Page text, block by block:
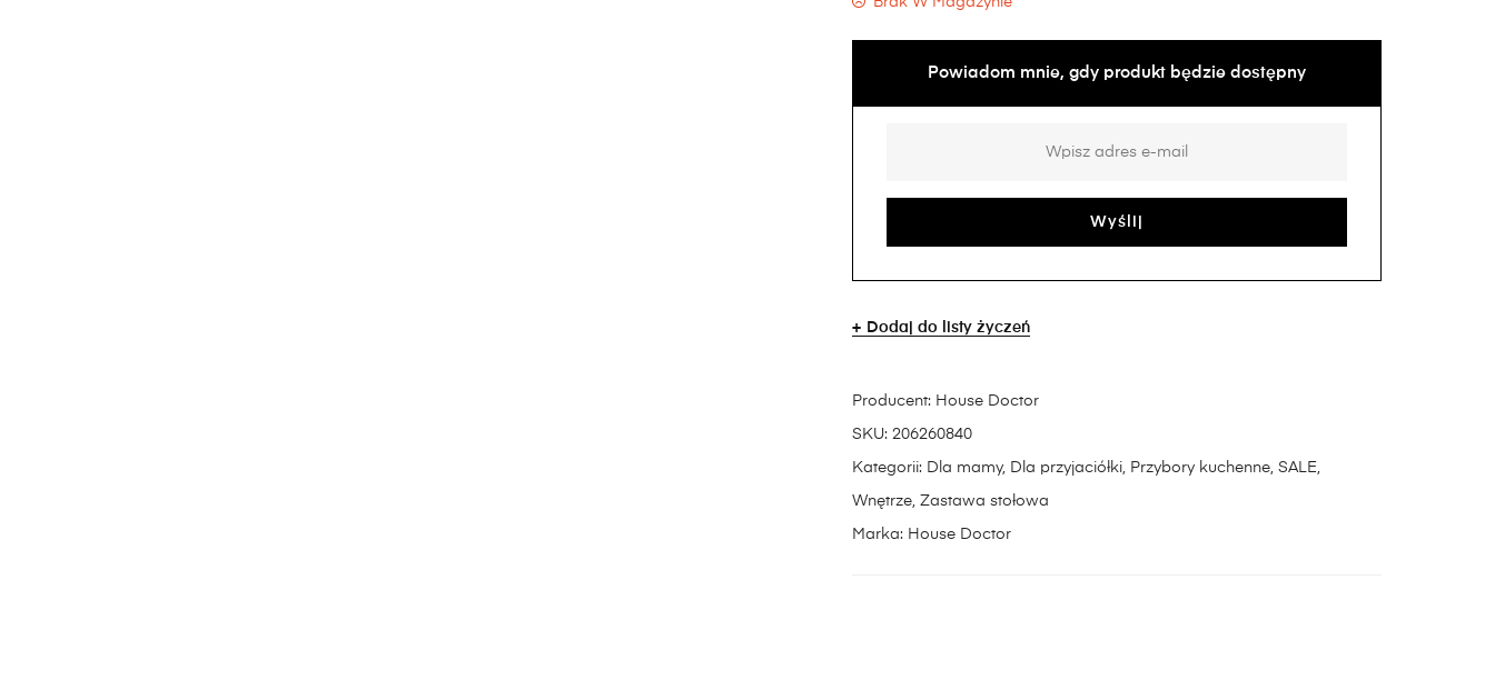
Powiadom mnie, gdy produkt będzie dostępny
Dodaj do listy życzeń
Producent: House Doctor
SKU: 206260840
Kategorii: Dla mamy, Dla przyjaciółki, Przybory kuchenne, SALE,
Wnętrze, Zastawa stołowa
Marka: House Doctor